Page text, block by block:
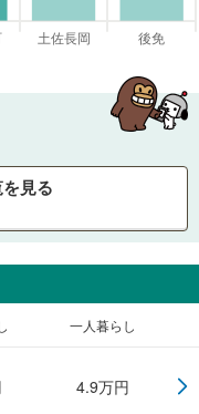
見る
一人暮らし
4.9万円